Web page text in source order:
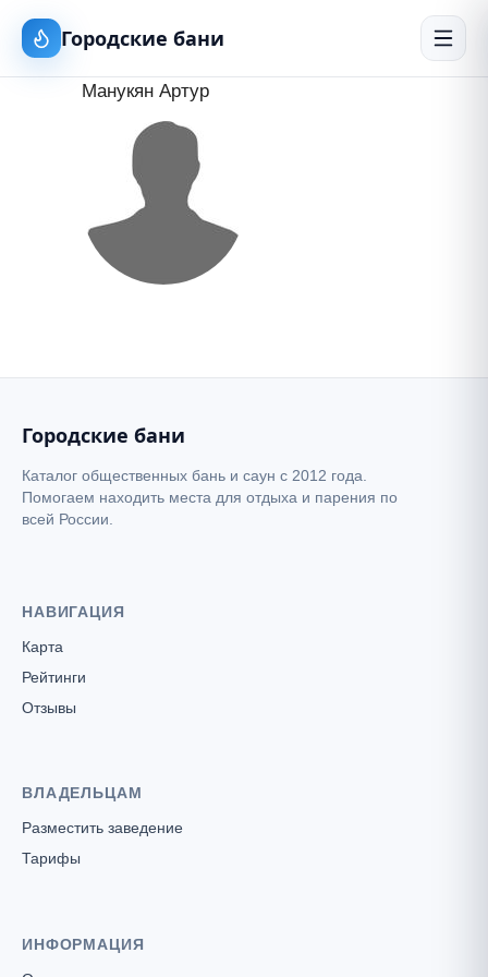
Городские бани
Манукян Артур
Городские бани
Каталог общественных бань и саун с 2012 года.
Помогаем находить места для отдыха и парения по
всей России.
НАВИГАЦИЯ
Карта
Рейтинги
Отзывы
ВЛАДЕЛЬЦАМ
Разместить заведение
Тарифы
ИНФОРМАЦИЯ